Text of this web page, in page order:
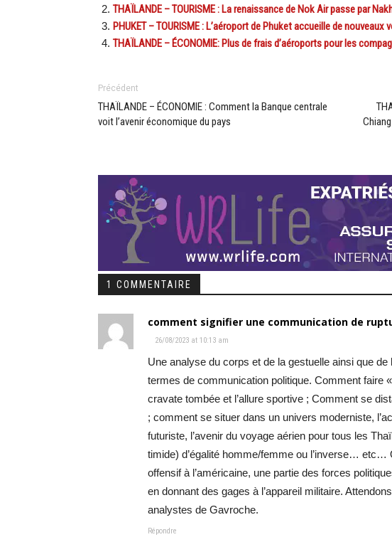
THAÏLANDE – TOURISME : La renaissance de Nok Air passe par
PHUKET – TOURISME : L’aéroport de Phuket accueille de
THAÏLANDE – ÉCONOMIE: Plus de frais d’aéroports pour les
Précédent
THAÏLANDE – ÉCONOMIE : Comment la Banque centrale
voit l’avenir économique du pays
1 COMMENTAIRE
comment signifier une communication de
26/08/2023 at 10:13 am
Une analyse du corps et de la gestuelle ainsi que
termes de communication politique. Comment faire
cravate tombée et l’allure sportive ; Comment se
; comment se situer dans un univers moderniste,
futuriste, l’avenir du voyage aérien pour tous les
timide) d’égalité homme/femme ou l’inverse… etc…
offensif à l’américaine, une partie des forces
en donnant des gages à l’appareil militaire.
analystes de Gavroche.
Répondre